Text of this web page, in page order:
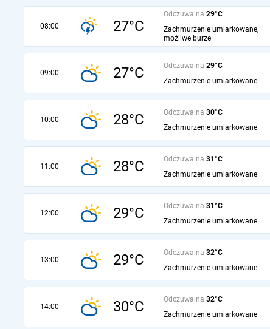
08:00 27°C
Odczuwalna 29°C
Zachmurzenie umiarkowane,
możliwe burze
09:00 27°C Odczuwalna 29°C
Zachmurzenie umiarkowane
10:00 28°C Odczuwalna 30°C
Zachmurzenie umiarkowane
11:00 28°C Odczuwalna 31°C
Zachmurzenie umiarkowane
12:00 29°C Odczuwalna 31°C
Zachmurzenie umiarkowane
13:00 29°C Odczuwalna 32°C
Zachmurzenie umiarkowane
14:00 30°C Odczuwalna 32°C
Zachmurzenie umiarkowane